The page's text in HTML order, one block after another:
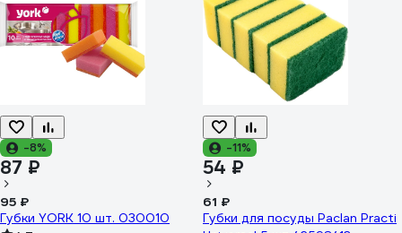
-8%
87 ₽
95 ₽
Губки YORK 10 шт. 030010
-11%
54 ₽
61 ₽
Губки для посуды Paclan Practi